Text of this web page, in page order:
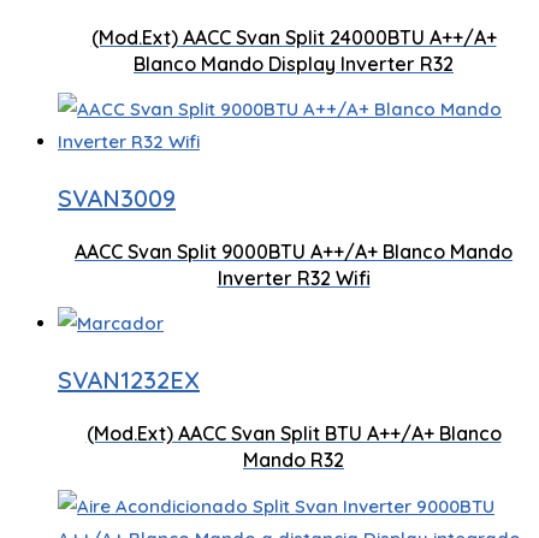
(Mod.Ext) AACC Svan Split 24000BTU A++/A+
Blanco Mando Display Inverter R32
SVAN3009
AACC Svan Split 9000BTU A++/A+ Blanco Mando
Inverter R32 Wifi
Motor Inverter
SVAN1232EX
(Mod.Ext) AACC Svan Split BTU A++/A+ Blanco
Mando R32